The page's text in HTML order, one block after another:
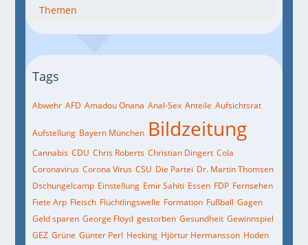
Themen
Tags
Abwehr AFD Amadou Onana Anal-Sex Anteile Aufsichtsrat
Aufstellung Bayern München Bildzeitung
Cannabis CDU Chris Roberts Christian Dingert Cola
Coronavirus Corona Virus CSU Die Partei Dr. Martin Thomsen
Dschungelcamp Einstellung Emir Sahiti Essen FDP Fernsehen
Fiete Arp Fleisch Flüchtlingswelle Formation Fußball Gagen
Geld sparen George Floyd gestorben Gesundheit Gewinnspiel
GEZ Grüne Günter Perl Hecking Hjörtur Hermansson Hoden